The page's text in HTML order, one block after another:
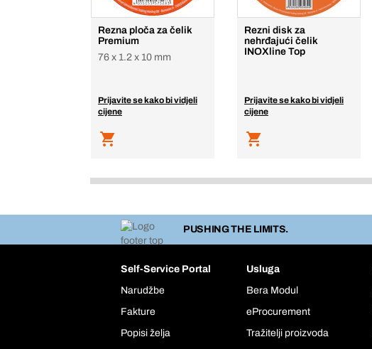
Rezna ploča za čelik
Premium
76 x 1.2 x 10 mm
Prijavite se kako bi vidjeli
cijene
Rezni disk za
nehrđajući čelik
INOXline Top
Prijavite se kako bi vidjeli
cijene
PUSHING THE LIMITS.
Self-Service Portal
Narudžbe
Fakture
Popisi želja
Usluga
Bera Modul
eProcurement
Tražitelji proizvoda